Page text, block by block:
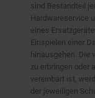
sind Bestandteil
Hardwareservice
eines
Einspielen einer
hinausgehen. Die
zu erbringen oder
vereinbart ist,
der jeweiligen